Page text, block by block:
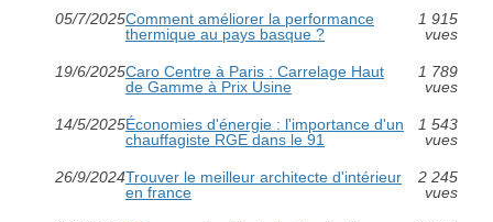
05/7/2025Comment améliorer la performance
thermique au pays basque ?
1 915
vues
19/6/2025Caro Centre à Paris : Carrelage Haut
de Gamme à Prix Usine
1 789
vues
14/5/2025Économies d'énergie : l'importance d'un
chauffagiste RGE dans le 91
1 543
vues
26/9/2024Trouver le meilleur architecte d'intérieur
en france
2 245
vues